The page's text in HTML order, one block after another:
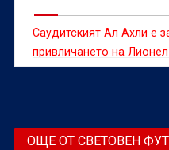
Саудитският Ал Ахли е
привличането на
ОЩЕ ОТ СВЕТОВЕН